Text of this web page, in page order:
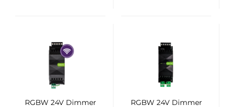
RGBW 24V Dimmer
RGBW 24V Dimmer